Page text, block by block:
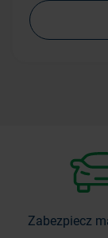
Zabezpiecz